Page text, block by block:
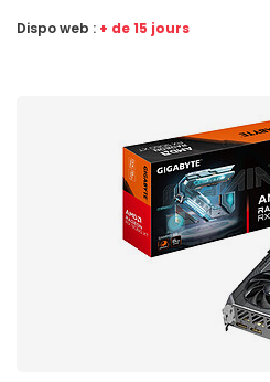
Dispo web : + de 15 jours